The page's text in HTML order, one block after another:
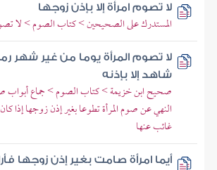
لا تصوم امرأة إلا بإذن زوجها
المستدرك على الصحيحين > كتاب الصوم > لا
لا تصوم المرأة يوما من غير شهر
شاهد إلا بإذنه
صحيح ابن خزيمة > كتاب الصوم > جماع أبواب
النهي عن صوم المرأة تطوعا بغير إذن زوجها إذا
غائب عنها
أيما امرأة صامت بغير إذن زوجها